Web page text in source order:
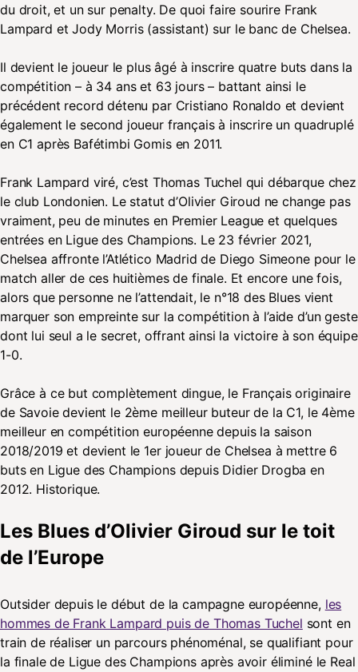
du droit, et un sur penalty. De quoi faire sourire Frank
Lampard et Jody Morris (assistant) sur le banc de Chelsea.
Il devient le joueur le plus âgé à inscrire quatre buts dans la
compétition – à 34 ans et 63 jours – battant ainsi le
précédent record détenu par Cristiano Ronaldo et devient
également le second joueur français à inscrire un quadruplé
en C1 après Bafétimbi Gomis en 2011.
Frank Lampard viré, c’est Thomas Tuchel qui débarque chez
le club Londonien. Le statut d’Olivier Giroud ne change pas
vraiment, peu de minutes en Premier League et quelques
entrées en Ligue des Champions. Le 23 février 2021,
Chelsea affronte l’Atlético Madrid de Diego Simeone pour le
match aller de ces huitièmes de finale. Et encore une fois,
alors que personne ne l’attendait, le n°18 des Blues vient
marquer son empreinte sur la compétition à l’aide d’un geste
dont lui seul a le secret, offrant ainsi la victoire à son équipe
1-0.
Grâce à ce but complètement dingue, le Français originaire
de Savoie devient le 2ème meilleur buteur de la C1, le 4ème
meilleur en compétition européenne depuis la saison
2018/2019 et devient le 1er joueur de Chelsea à mettre 6
buts en Ligue des Champions depuis Didier Drogba en
2012. Historique.
Les Blues d’Olivier Giroud sur le toit
de l’Europe
Outsider depuis le début de la campagne européenne, les
hommes de Frank Lampard puis de Thomas Tuchel sont en
train de réaliser un parcours phénoménal, se qualifiant pour
la finale de Ligue des Champions après avoir éliminé le Real